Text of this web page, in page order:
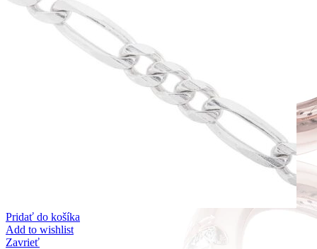
Pridať do košíka
Add to wishlist
Zavrieť